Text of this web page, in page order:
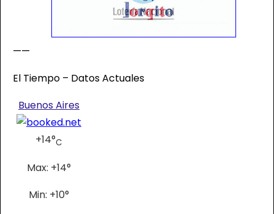
——
El Tiempo – Datos Actuales
Buenos Aires
+14°C
Max: +14°
Min: +10°